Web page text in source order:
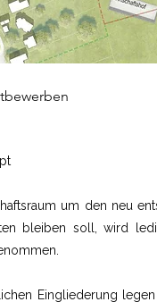
um den neu
bleiben soll, wird
Eingliederung